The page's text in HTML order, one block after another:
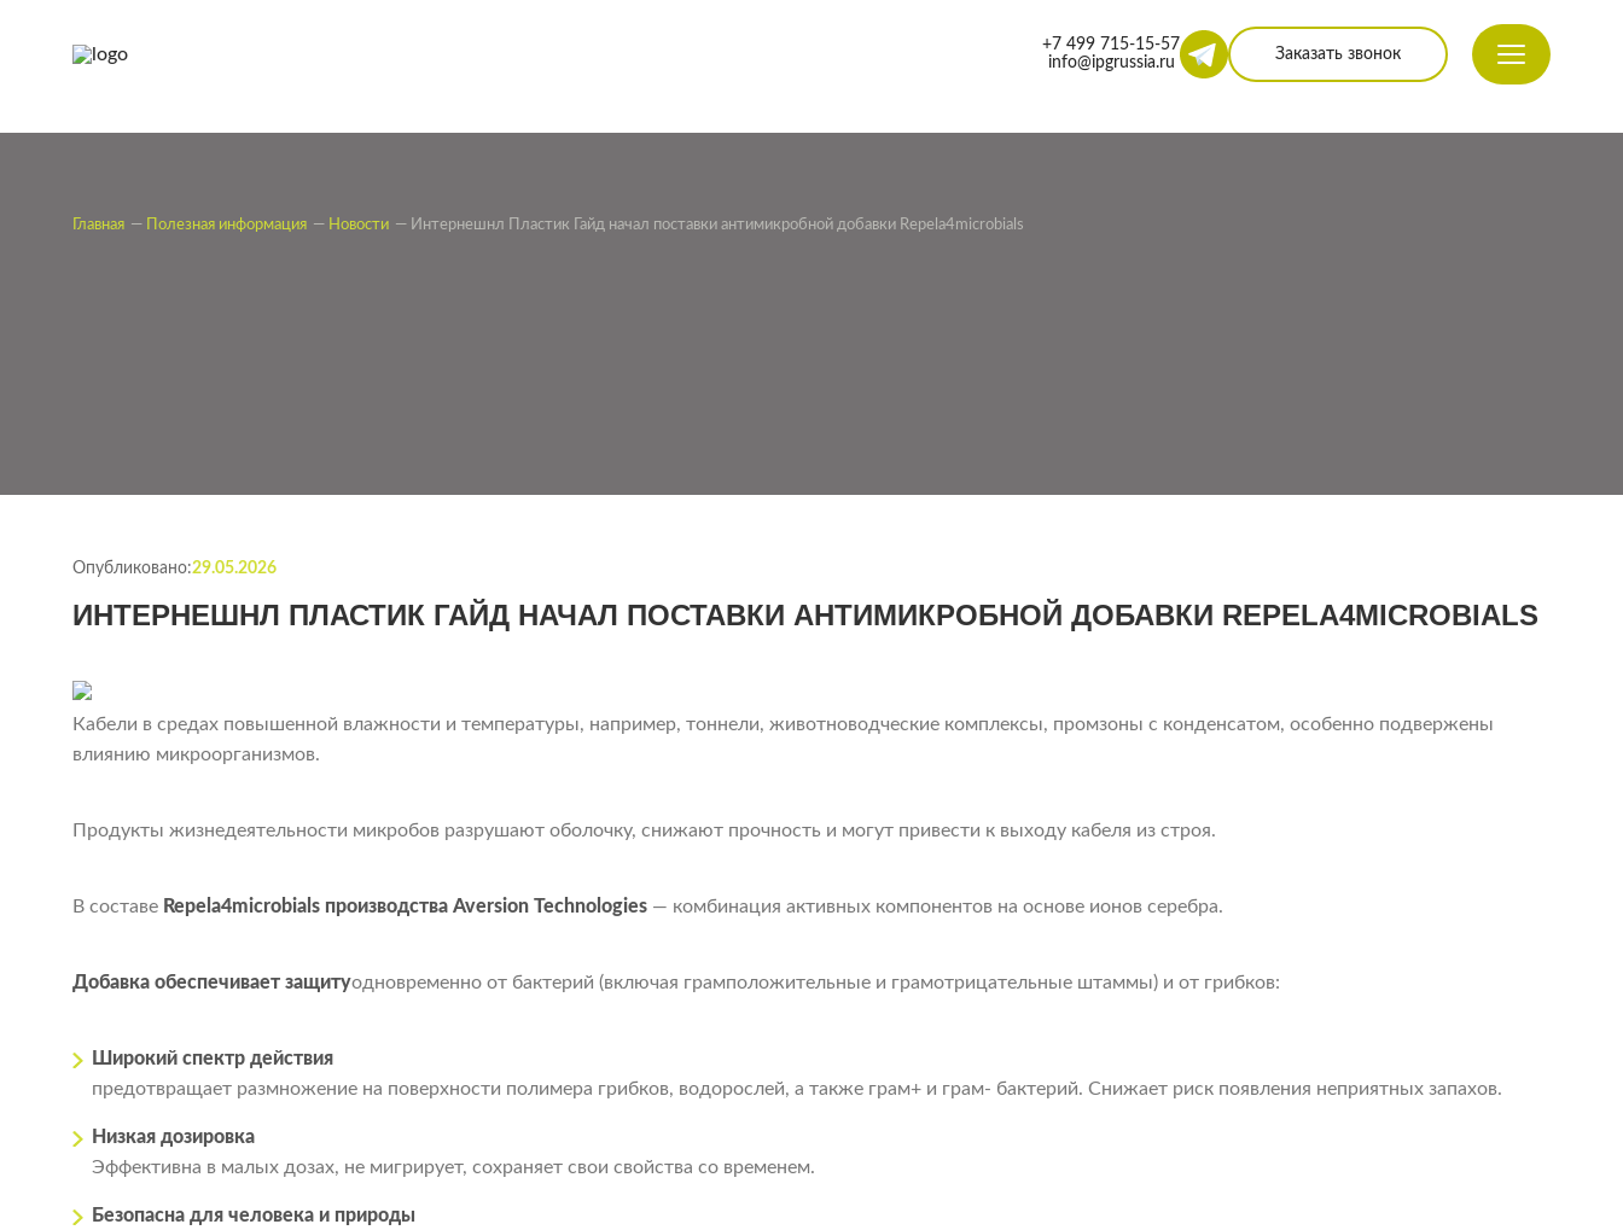
+7 499 715-15-57
info@ipgrussia.ru
Заказать звонок
Главная Полезная информация Новости Интернешнл Пластик Гайд начал поставки антимикробной добавки Repela4microbials
Опубликовано:29.05.2026
ИНТЕРНЕШНЛ ПЛАСТИК ГАЙД НАЧАЛ ПОСТАВКИ АНТИМИКРОБНОЙ ДОБАВКИ REPELA4MICROBIALS
Кабели в средах повышенной влажности и температуры, например, тоннели, животноводческие комплексы, промзоны с конденсатом, особенно подвержены
влиянию микроорганизмов.
Продукты жизнедеятельности микробов разрушают оболочку, снижают прочность и могут привести к выходу кабеля из строя.
В составе Repela4microbials производства Aversion Technologies — комбинация активных компонентов на основе ионов серебра.
Добавка обеспечивает защитуодновременно от бактерий (включая грамположительные и грамотрицательные штаммы) и от грибков:
Широкий спектр действия
предотвращает размножение на поверхности полимера грибков, водорослей, а также грам+ и грам- бактерий. Снижает риск появления неприятных запахов.
Низкая дозировка
Эффективна в малых дозах, не мигрирует, сохраняет свои свойства со временем.
Безопасна для человека и природы